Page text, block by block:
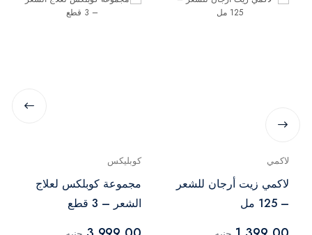
لاكمي
لاكمي زيت أرجان للشعر
– 125 مل
كوبليكس
مجموعة كوبلكس لعلاج
الشعر – 3 قطع